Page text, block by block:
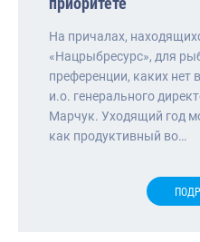
На причалах,
«Нацрыбресурс», для
преференции, каких нет
и.о. генерального
Марчук. Уходящий год
как продуктивный во…